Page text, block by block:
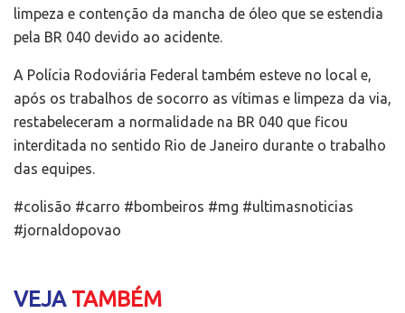
limpeza e contenção da mancha de óleo que se estendia
pela BR 040 devido ao acidente.
A Polícia Rodoviária Federal também esteve no local e,
após os trabalhos de socorro as vítimas e limpeza da via,
restabeleceram a normalidade na BR 040 que ficou
interditada no sentido Rio de Janeiro durante o trabalho
das equipes.
#colisão #carro #bombeiros #mg #ultimasnoticias
#jornaldopovao
VEJATAMBÉM